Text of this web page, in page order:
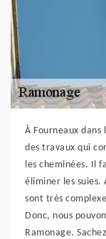
À Fourneaux
des travaux qui
les cheminées. Il
éliminer les suies.
sont très
Donc, nous
Ramonage.